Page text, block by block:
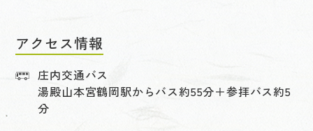
アクセス情報
庄内交通バス
湯殿山本宮鶴岡駅からバス約55分＋参拝バス約5
分